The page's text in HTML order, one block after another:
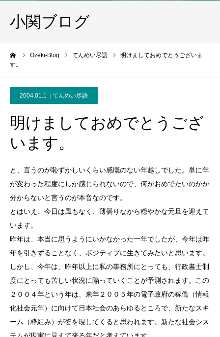
小関ブログ
Ozeki-Blog てんめい尽語
明けましておめでとうございま
す。
2004.01.1 てんめい尽語
明けましておめでとうござ
います。
と、言うのが恥ずかしいくらい感慨のない年越しでした。単に年
が変わった程度にしか感じられないので、何がおめでたいのかが
分からないと言うのが本音なのです。
とはいえ、今日は風もなく、薄曇りなから穏やかな元旦を迎えて
います。
昨年は、本当に思うようにいかなかった一年でしたが、今年は昨
年を引きずることなく、ポジティブに生きてみたいと思います。
しかし、今年は、昨年以上に私の事務所にとっても、行政書士制
度にとっても苦しい状況に陥っていくことが予測されます。この
２００４年という年は、来年２００５年の電子政府の稼働（情報
化社会元年）に向けて日本社会のあらゆるところで、新たなスキ
ーム（枠組み）が姿を現してくると思われます。新たな社会シス